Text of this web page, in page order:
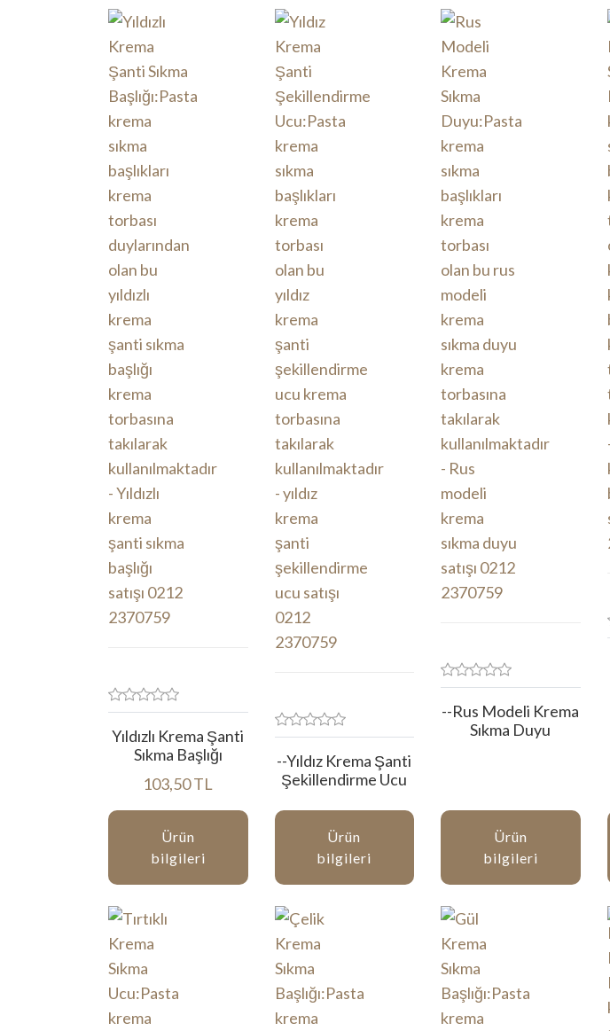
Yıldızlı Krema Şanti
Sıkma Başlığı
103,50 TL
Ürün
bilgileri
--Yıldız Krema Şanti
Şekillendirme Ucu
Ürün
bilgileri
--Rus Modeli Krema
Sıkma Duyu
Ürün
bilgileri